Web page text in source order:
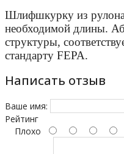
Шлифшкурку из рулона
необходимой длины.
структуры,
стандарту FEPA.
Написать отзыв
Ваше имя:
Рейтинг
Плохо